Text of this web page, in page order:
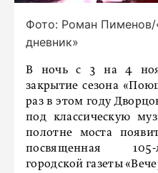
Фото: Роман Пименов/
дневник»
В ночь с 3 на 4
закрытие сезона
раз в этом году
под классическую
полотне моста
посвященная
городской газеты